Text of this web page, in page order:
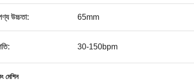
উচ্চতা: 65mm
30-150bpm
মেশিন